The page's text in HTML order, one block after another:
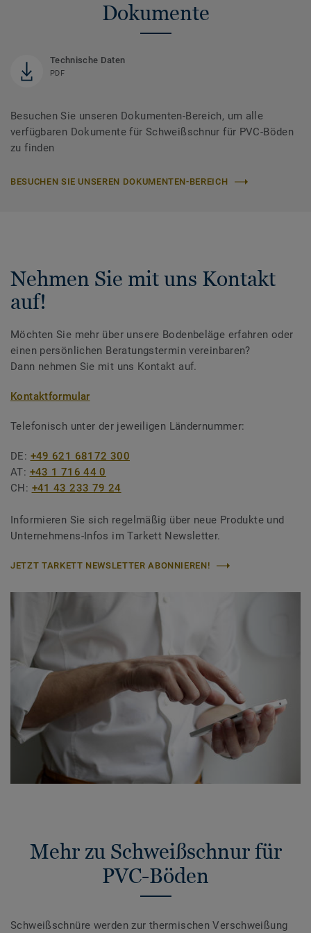
Dokumente
Technische Daten
PDF
Besuchen Sie unseren Dokumenten-Bereich, um alle
verfügbaren Dokumente für Schweißschnur für PVC-Böden
zu finden
BESUCHEN SIE UNSEREN DOKUMENTEN-BEREICH
Nehmen Sie mit uns Kontakt
auf!
Möchten Sie mehr über unsere Bodenbeläge erfahren oder
einen persönlichen Beratungstermin vereinbaren?
Dann nehmen Sie mit uns Kontakt auf.
Kontaktformular
Telefonisch unter der jeweiligen Ländernummer:
DE: +49 621 68172 300
AT: +43 1 716 44 0
CH: +41 43 233 79 24
Informieren Sie sich regelmäßig über neue Produkte und
Unternehmens-Infos im Tarkett Newsletter.
JETZT TARKETT NEWSLETTER ABONNIEREN!
Mehr zu Schweißschnur für
PVC-Böden
Schweißschnüre werden zur thermischen Verschweißung